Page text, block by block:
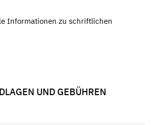
Informationen zu schriftlichen
UND GEBÜHREN